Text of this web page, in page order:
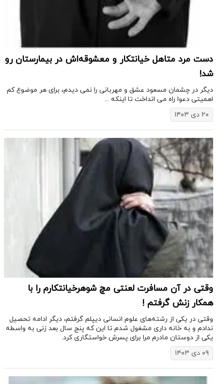
دست مرد متاهل خیانتکار و معشوقه‌اش در بیمارستان رو
شد!
دیگر در چشمان مسعود عشق و مهربانی را نمی دیدم، برای هر موضوع کم
اهمیتی دعوا راه می انداخت تا اینکه ...
۲۰ دی ۱۴۰۳
وقتی در آن مسافرت لعنتی مچ شوهرخیانتکارم را با
همکار زنش گرفتم !
وقتی در یکی از رشته‌های علوم انسانی دیپلم گرفتم، دیگر ادامه تحصیل
ندادم و به خانه داری مشغول شدم تا این که پنج سال بعد زنی به واسطه
یکی از دوستان مادرم مرا برای پسرش خواستگاری کرد.
۰۹ دی ۱۴۰۳